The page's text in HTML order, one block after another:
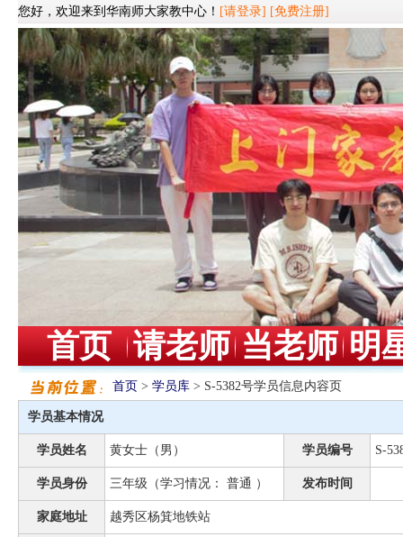
您好，欢迎来到华南师大家教中心！ [请登录] [免费注册]
首页 请老师 当老师 明
首页 > 学员库 > S-5382号学员信息内容页
学员基本情况
学员姓名 黄女士（男） 学员编号 S-
学员身份 三年级（学习情况： 普通 ） 发布时间
家庭地址 越秀区杨箕地铁站